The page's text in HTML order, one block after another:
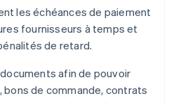
les échéances de paiement
fournisseurs à temps et
de retard.
afin de pouvoir
, bons de commande, contrats